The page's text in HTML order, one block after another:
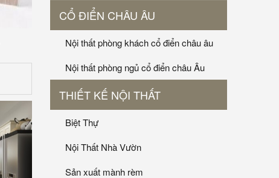
CỔ ĐIỂN CHÂU ÂU
Nội thất phòng khách cổ điển châu âu
Nội thất phòng ngủ cổ điển châu Âu
THIẾT KẾ NỘI THẤT
Biệt Thự
Nội Thất Nhà Vườn
Sản xuất mành rèm